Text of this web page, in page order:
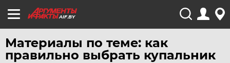
AIF.BY
Материалы по теме: как
правильно выбрать купальник